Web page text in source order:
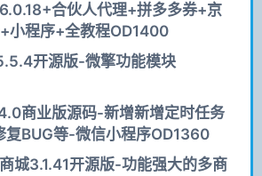
合伙人代理+拼多多券+京
小程序+全教程OD1400
开源版-微擎功能模块
商业版源码-新增新增定时任务
复BUG等-微信小程序OD1360
城3.1.41开源版-功能强大的多商